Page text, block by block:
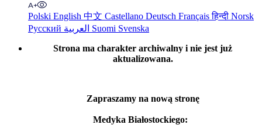
Polski English 中文 Castellano Deutsch Françaisहिन्दी Norsk
Русский
Suomi Svenska
Strona ma charakter archiwalny i nie jest już
aktualizowana.
Zapraszamy na nową stronę
Medyka Białostockiego: